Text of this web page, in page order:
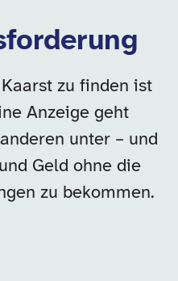
zu finden ist
Anzeige geht
unter – und
Geld ohne die
zu bekommen.